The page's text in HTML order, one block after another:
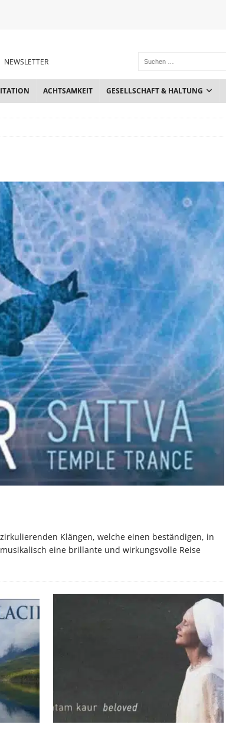
NEWSLETTER
ACHTSAMKEIT GESELLSCHAFT & HALTUNG
Klängen, welche einen beständigen, in
eine brillante und wirkungsvolle Reise